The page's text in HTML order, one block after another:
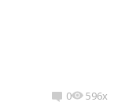
0 596x